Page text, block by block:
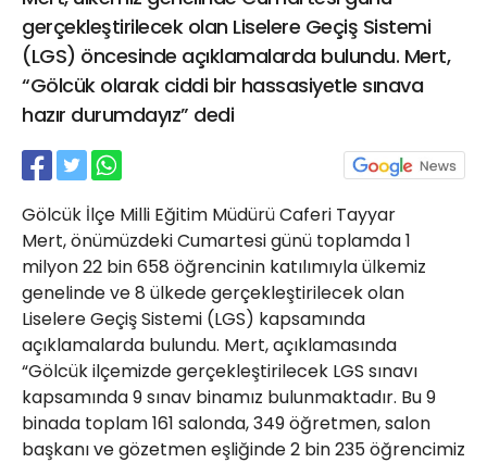
gerçekleştirilecek olan Liselere Geçiş Sistemi
(LGS) öncesinde açıklamalarda bulundu. Mert,
“Gölcük olarak ciddi bir hassasiyetle sınava
hazır durumdayız” dedi
Gölcük İlçe Milli Eğitim Müdürü Caferi Tayyar
Mert, önümüzdeki Cumartesi günü toplamda 1
milyon 22 bin 658 öğrencinin katılımıyla ülkemiz
genelinde ve 8 ülkede gerçekleştirilecek olan
Liselere Geçiş Sistemi (LGS) kapsamında
açıklamalarda bulundu. Mert, açıklamasında
“Gölcük ilçemizde gerçekleştirilecek LGS sınavı
kapsamında 9 sınav binamız bulunmaktadır. Bu 9
binada toplam 161 salonda, 349 öğretmen, salon
başkanı ve gözetmen eşliğinde 2 bin 235 öğrencimiz
02624132333
haber@golcukpostasi.com